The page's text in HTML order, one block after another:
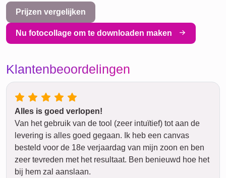
Prijzen vergelijken
Nu fotocollage om te downloaden maken
Klantenbeoordelingen
Alles is goed verlopen!
Van het gebruik van de tool (zeer intuïtief) tot aan de
levering is alles goed gegaan. Ik heb een canvas
besteld voor de 18e verjaardag van mijn zoon en ben
zeer tevreden met het resultaat. Ben benieuwd hoe het
bij hem zal aanslaan.